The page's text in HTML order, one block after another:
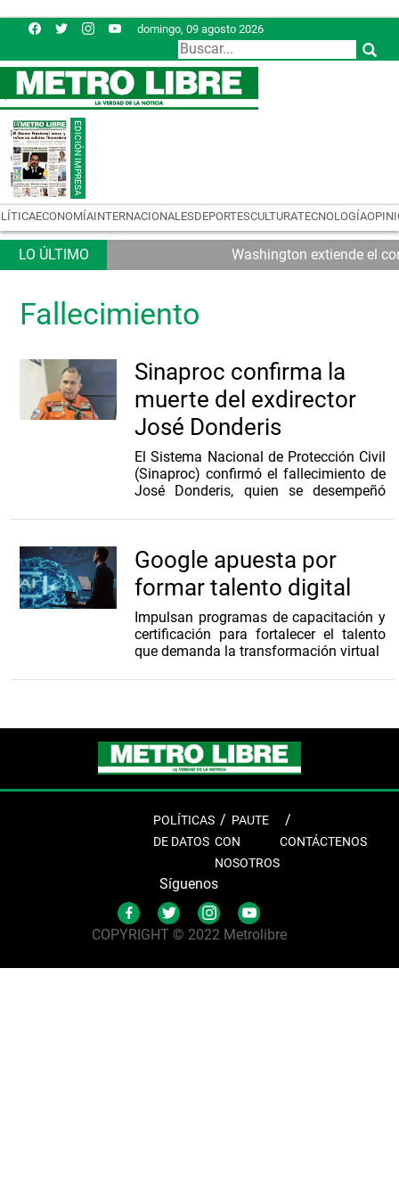
domingo, 09 agosto 2026
ECONOMÍAINTERNACIONALESDEPORTESCULTURATECNOLOGÍA
Washington extiende el
Fallecimiento
Sinaproc confirma la
muerte del exdirector
José Donderis
El Sistema Nacional de Protección Civil
(Sinaproc) confirmó el fallecimiento de
José Donderis, quien se desempeñó
durante el período 2014–2019.
A través de un mensaje oficial, el
Sinaproc lamentó la muerte de
Donderis y expresó sus condolencias a
De acuerdo con la información oficial,
Donderis falleció la noche del viernes 7
Durante su gestión al frente del
Sinaproc, Donderis estuvo al frente de
la...
Google apuesta por
formar talento digital
Impulsan programas de capacitación y
certificación para fortalecer el talento
que demanda la transformación virtual
POLÍTICAS
DE DATOS
PAUTE
CON
NOSOTROS
CONTÁCTENOS
Síguenos
COPYRIGHT © 2022 Metrolibre